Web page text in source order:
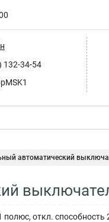
132-34-54
автоматический
откл. способность